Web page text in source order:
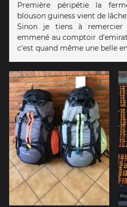
Première péripétie la
blouson guiness vient de
Sinon je tiens à
emmené au comptoir
c'est quand même une belle